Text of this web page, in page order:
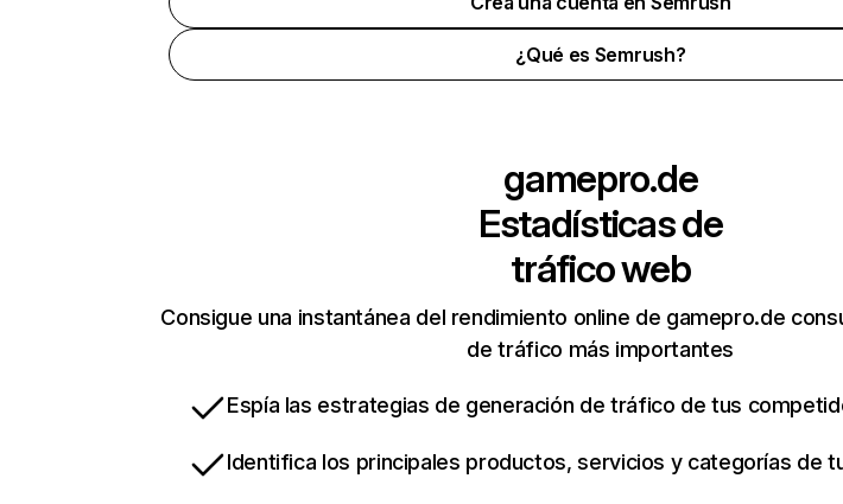
¿Qué es Semrush?
gamepro.de
Estadísticas de
tráfico web
Consigue una instantánea del rendimiento online de gamepro.de
de tráfico más importantes
Espía las estrategias de generación de tráfico de tus
Identifica los principales productos, servicios y categorías de